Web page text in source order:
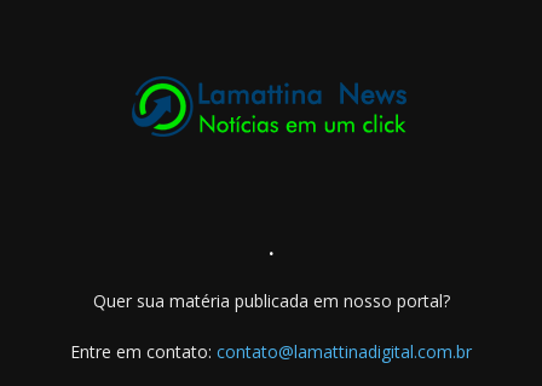
.
Quer sua matéria publicada em nosso portal?
Entre em contato: contato@lamattinadigital.com.br